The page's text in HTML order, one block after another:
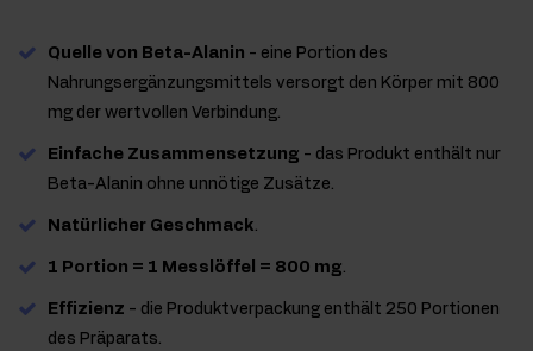
Quelle von Beta-Alanin - eine Portion des
Nahrungsergänzungsmittels versorgt den Körper mit 800
mg der wertvollen Verbindung.
Einfache Zusammensetzung - das Produkt enthält nur
Beta-Alanin ohne unnötige Zusätze.
Natürlicher Geschmack.
1 Portion = 1 Messlöffel = 800 mg.
Effizienz - die Produktverpackung enthält 250 Portionen
des Präparats.